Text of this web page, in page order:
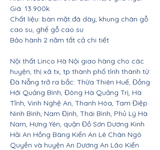
Giá: 13.900k
Chất liệu: bàn mặt đá dày, khung chân gỗ
cao su, ghế gỗ cao su
Bảo hành 2 năm tất cả chi tiết
Nội thất Linco Hà Nội giao hàng cho các
huyện, thị xã tx, tp thành phố tỉnh thành từ
Đà Nẵng trở ra bắc: Thừa Thiên Huế, Đồng
Hới Quảng Bình, Đông Hà Quảng Trị, Hà
Tĩnh, Vinh Nghệ An, Thanh Hóa, Tam Điệp
Ninh Bình, Nam Định, Thái Bình, Phủ Lý Hà
Nam, Hưng Yên, quận Đồ Sơn Dương Kinh
Hải An Hồng Bàng Kiến An Lê Chân Ngô
Quyền và huyện An Dương An Lão Kiến